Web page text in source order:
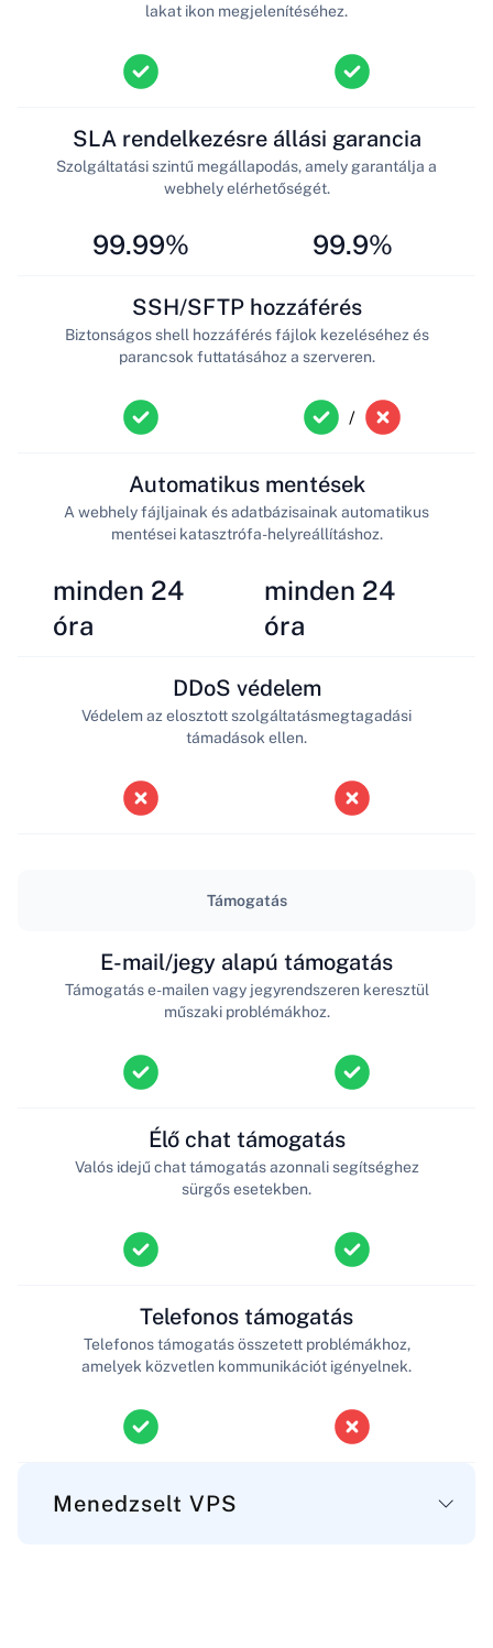
lakat ikon megjelenítéséhez.
99.99%
SLA rendelkezésre állási garancia
Szolgáltatási szintű megállapodás, amely garantálja a
webhely elérhetőségét.
99.9%
SSH/SFTP hozzáférés
Biztonságos shell hozzáférés fájlok kezeléséhez és
parancsok futtatásához a szerveren.
/
minden 24
óra
Automatikus mentések
A webhely fájljainak és adatbázisainak automatikus
mentései katasztrófa-helyreállításhoz.
minden 24
óra
DDoS védelem
Védelem az elosztott szolgáltatásmegtagadási
támadások ellen.
Támogatás
E-mail/jegy alapú támogatás
Támogatás e-mailen vagy jegyrendszeren keresztül
műszaki problémákhoz.
Élő chat támogatás
Valós idejű chat támogatás azonnali segítséghez
sürgős esetekben.
Telefonos támogatás
Telefonos támogatás összetett problémákhoz,
amelyek közvetlen kommunikációt igényelnek.
Menedzselt VPS